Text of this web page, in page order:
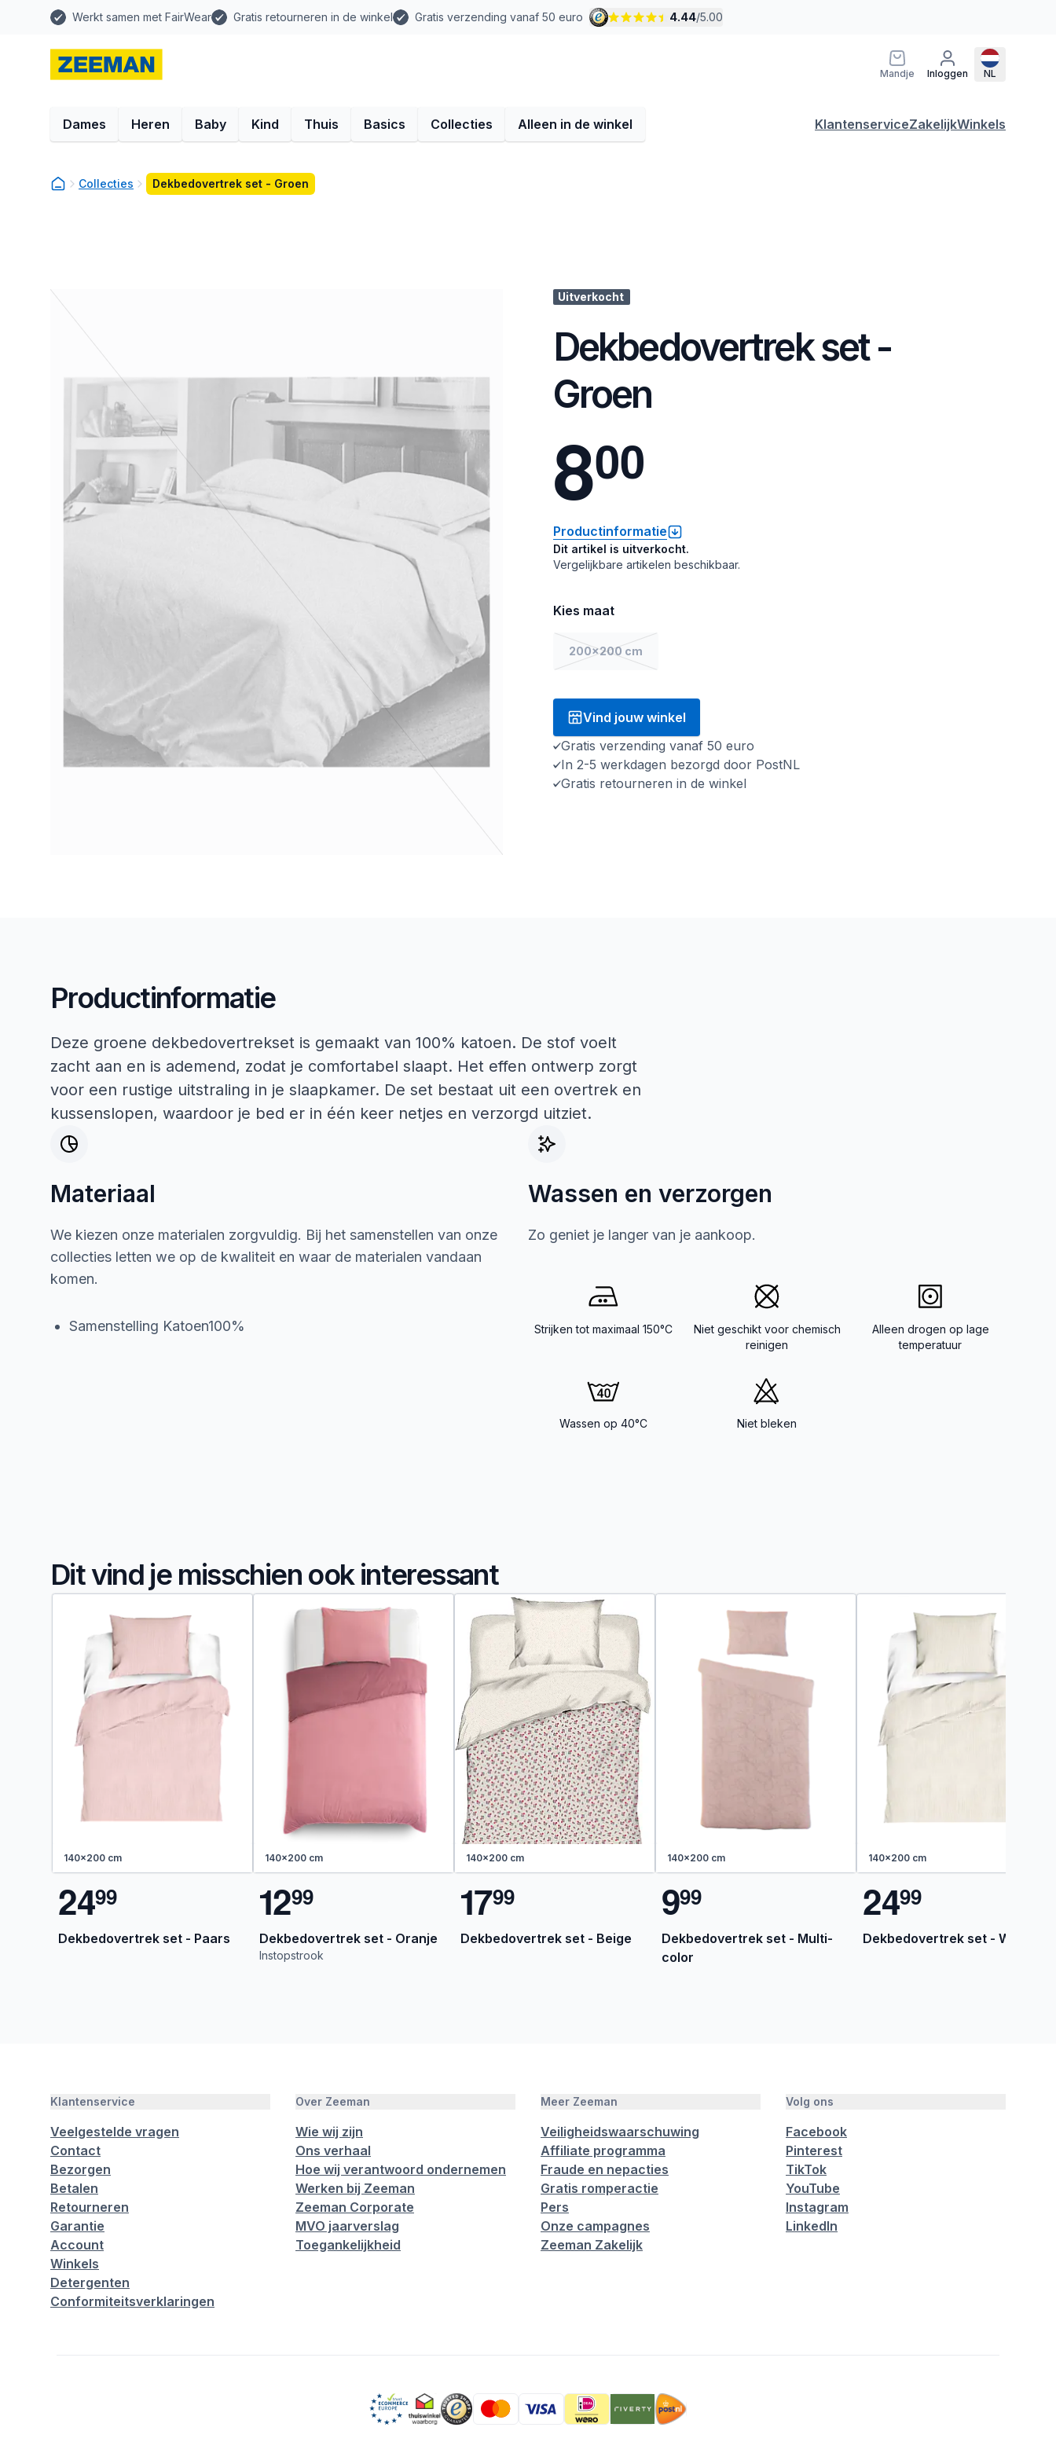
Werkt samen met FairWear Gratis retourneren in de winkel Gratis verzending vanaf 50 euro 4.44/5.00
Mandje Inloggen NL
Dames Heren Baby Kind Thuis Basics Collecties Alleen in de winkel KlantenserviceZakelijkWinkels
Collecties Dekbedovertrek set - Groen
Uitverkocht
Dekbedovertrek set -
Groen
800
Productinformatie
Dit artikel is uitverkocht.
Vergelijkbare artikelen beschikbaar.
Kies maat
200x200 cm
Vind jouw winkel
Gratis verzending vanaf 50 euro
In 2-5 werkdagen bezorgd door PostNL
Gratis retourneren in de winkel
Productinformatie
Deze groene dekbedovertrekset is gemaakt van 100% katoen. De stof voelt
zacht aan en is ademend, zodat je comfortabel slaapt. Het effen ontwerp zorgt
voor een rustige uitstraling in je slaapkamer. De set bestaat uit een overtrek en
kussenslopen, waardoor je bed er in één keer netjes en verzorgd uitziet.
Materiaal
We kiezen onze materialen zorgvuldig. Bij het samenstellen van onze
collecties letten we op de kwaliteit en waar de materialen vandaan
komen.
Samenstelling Katoen100%
Wassen en verzorgen
Zo geniet je langer van je aankoop.
Strijken tot maximaal 150°C
Niet geschikt voor chemisch
reinigen
Alleen drogen op lage
temperatuur
Wassen op 40°C Niet bleken
Dit vind je misschien ook interessant
140x200 cm
2499
Dekbedovertrek set - Paars
140x200 cm
1299
Dekbedovertrek set - Oranje
Instopstrook
140x200 cm
1799
Dekbedovertrek set - Beige
140x200 cm
999
Dekbedovertrek set - Multi-
color
140x200 cm
2499
Dekbedovertrek set - Wit
Klantenservice
Veelgestelde vragen
Contact
Bezorgen
Betalen
Retourneren
Garantie
Account
Winkels
Detergenten
Conformiteitsverklaringen
Over Zeeman
Wie wij zijn
Ons verhaal
Hoe wij verantwoord ondernemen
Werken bij Zeeman
Zeeman Corporate
MVO jaarverslag
Toegankelijkheid
Meer Zeeman
Veiligheidswaarschuwing
Affiliate programma
Fraude en nepacties
Gratis romperactie
Pers
Onze campagnes
Zeeman Zakelijk
Volg ons
Facebook
Pinterest
TikTok
YouTube
Instagram
LinkedIn